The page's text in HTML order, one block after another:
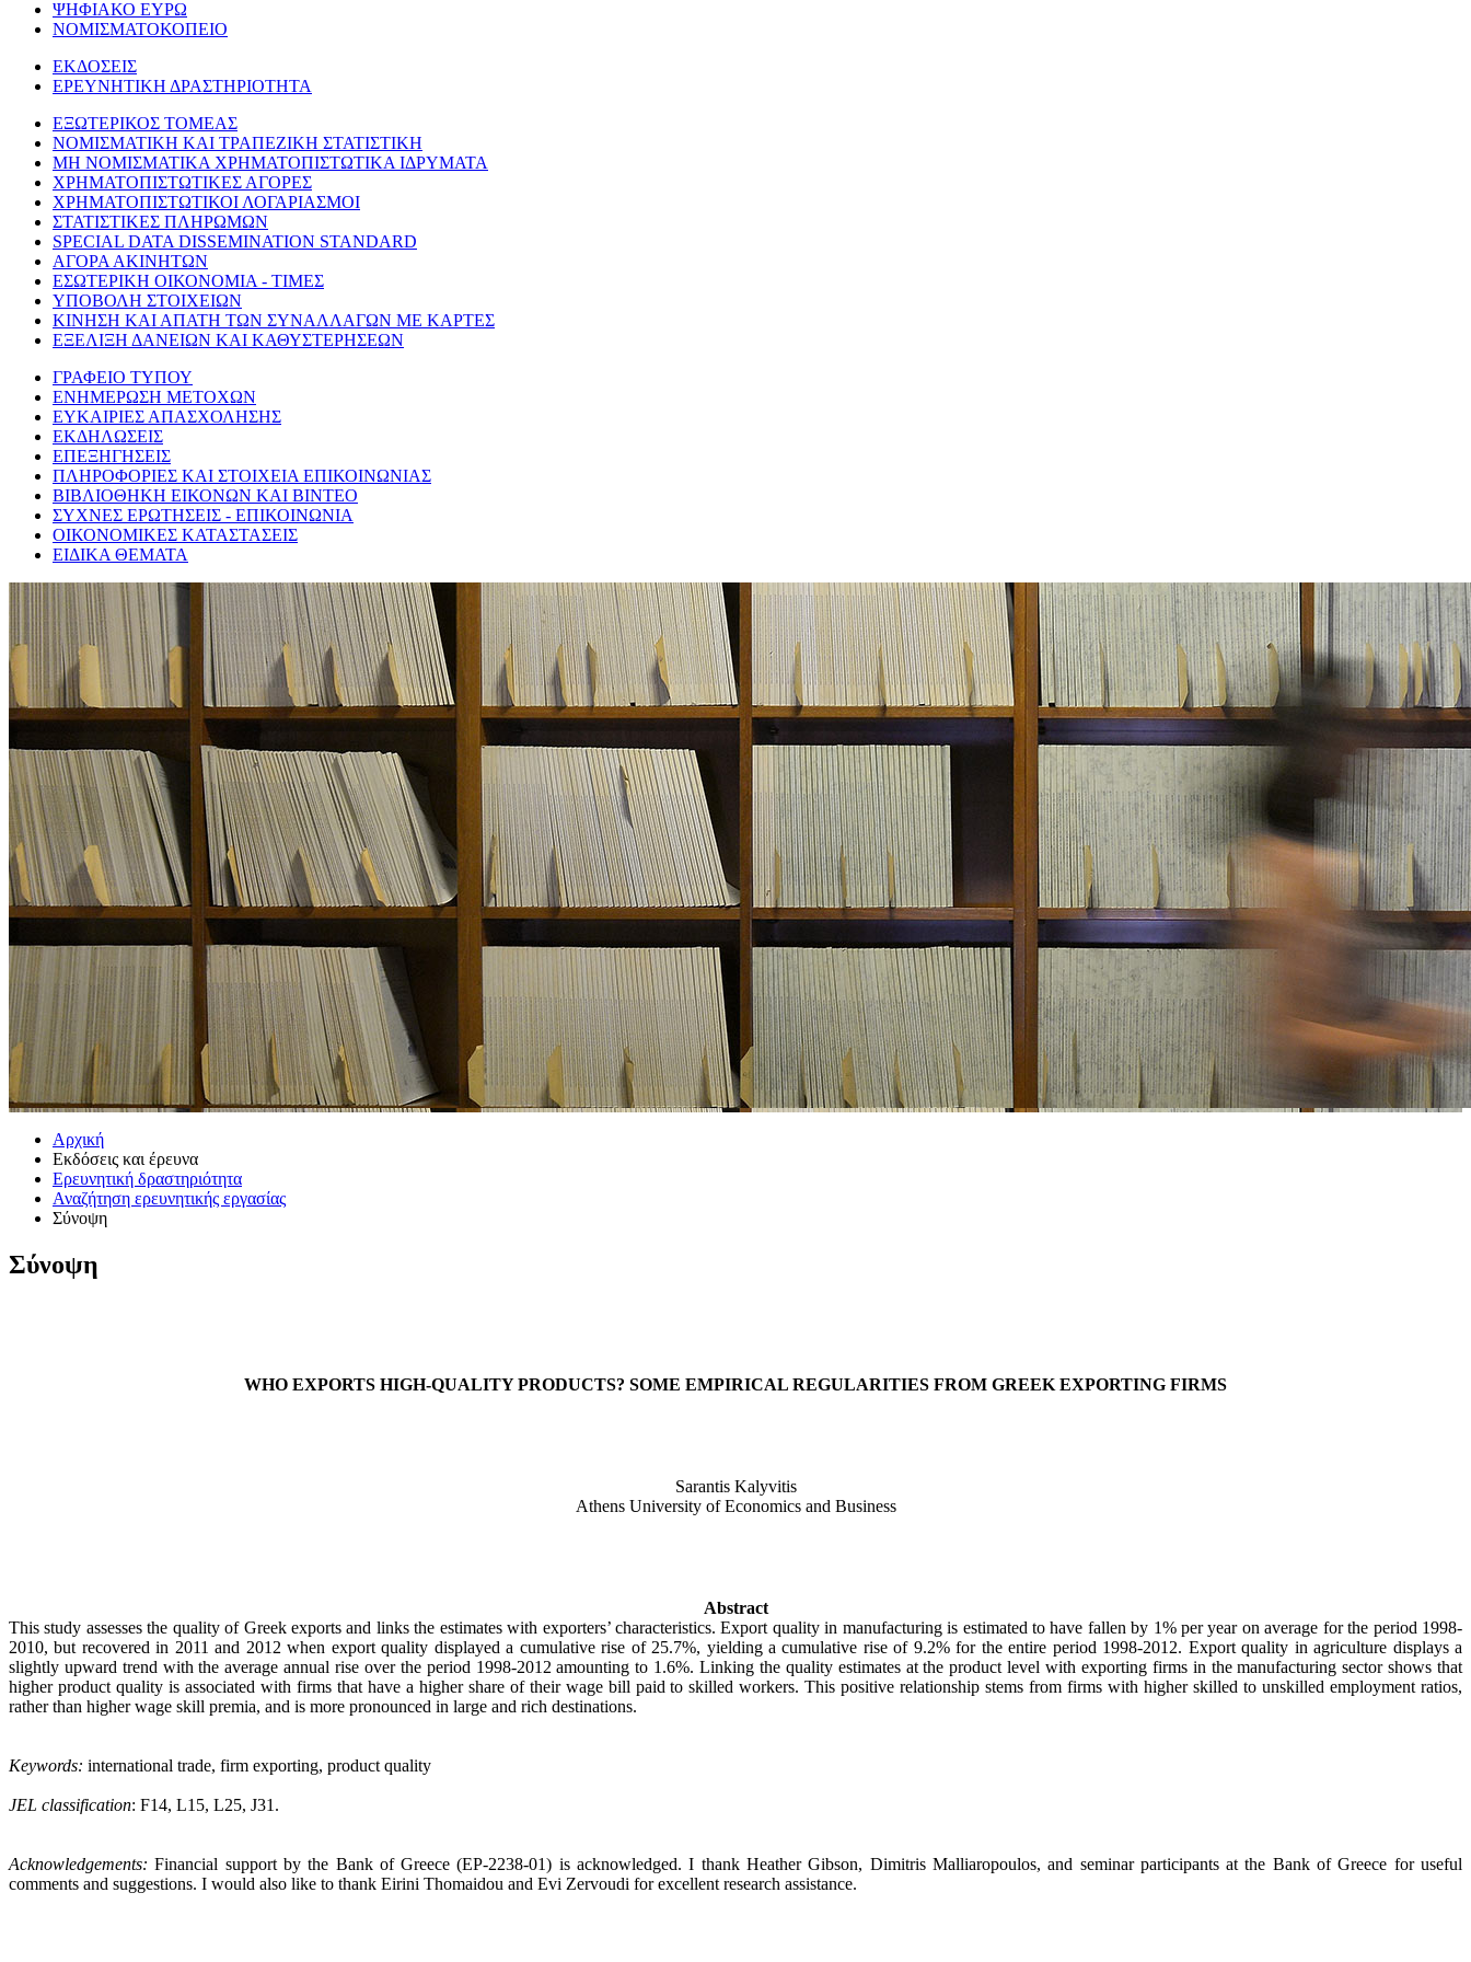
ΨΗΦΙΑΚΟ ΕΥΡΩ
ΝΟΜΙΣΜΑΤΟΚΟΠΕΙΟ
ΕΚΔΟΣΕΙΣ
ΕΡΕΥΝΗΤΙΚΗ ΔΡΑΣΤΗΡΙΟΤΗΤΑ
ΕΞΩΤΕΡΙΚΟΣ ΤΟΜΕΑΣ
ΝΟΜΙΣΜΑΤΙΚΗ ΚΑΙ ΤΡΑΠΕΖΙΚΗ ΣΤΑΤΙΣΤΙΚΗ
ΜΗ ΝΟΜΙΣΜΑΤΙΚΑ ΧΡΗΜΑΤΟΠΙΣΤΩΤΙΚΑ ΙΔΡΥΜΑΤΑ
ΧΡΗΜΑΤΟΠΙΣΤΩΤΙΚΕΣ ΑΓΟΡΕΣ
ΧΡΗΜΑΤΟΠΙΣΤΩΤΙΚΟΙ ΛΟΓΑΡΙΑΣΜΟΙ
ΣΤΑΤΙΣΤΙΚΕΣ ΠΛΗΡΩΜΩΝ
SPECIAL DATA DISSEMINATION STANDARD
ΑΓΟΡΑ ΑΚΙΝΗΤΩΝ
ΕΣΩΤΕΡΙΚΗ ΟΙΚΟΝΟΜΙΑ - ΤΙΜΕΣ
ΥΠΟΒΟΛΗ ΣΤΟΙΧΕΙΩΝ
ΚΙΝΗΣΗ ΚΑΙ ΑΠΑΤΗ ΤΩΝ ΣΥΝΑΛΛΑΓΩΝ ΜΕ ΚΑΡΤΕΣ
ΕΞΕΛΙΞΗ ΔΑΝΕΙΩΝ ΚΑΙ ΚΑΘΥΣΤΕΡΗΣΕΩΝ
ΓΡΑΦΕΙΟ ΤΥΠΟΥ
ΕΝΗΜΕΡΩΣΗ ΜΕΤΟΧΩΝ
ΕΥΚΑΙΡΙΕΣ ΑΠΑΣΧΟΛΗΣΗΣ
ΕΚΔΗΛΩΣΕΙΣ
ΕΠΕΞΗΓΗΣΕΙΣ
ΠΛΗΡΟΦΟΡΙΕΣ ΚΑΙ ΣΤΟΙΧΕΙΑ ΕΠΙΚΟΙΝΩΝΙΑΣ
ΒΙΒΛΙΟΘΗΚΗ ΕΙΚΟΝΩΝ ΚΑΙ ΒΙΝΤΕΟ
ΣΥΧΝΕΣ ΕΡΩΤΗΣΕΙΣ - ΕΠΙΚΟΙΝΩΝΙΑ
ΟΙΚΟΝΟΜΙΚΕΣ ΚΑΤΑΣΤΑΣΕΙΣ
ΕΙΔΙΚΑ ΘΕΜΑΤΑ
Αρχική
Εκδόσεις και έρευνα
Ερευνητική δραστηριότητα
Αναζήτηση ερευνητικής εργασίας
Σύνοψη
Σύνοψη
WHO EXPORTS HIGH-QUALITY PRODUCTS? SOME EMPIRICAL REGULARITIES FROM GREEK EXPORTING FIRMS
Sarantis Kalyvitis
Athens University of Economics and Business
Abstract
This study assesses the quality of Greek exportsand links the estimates with exporters’ characteristics.Export quality in manufacturing is estimated to have fallen by 1% per year on average for the period 1998-
2010, but recovered in 2011 and 2012 when export quality displayed a cumulative rise of 25.7%, yielding a cumulative rise of 9.2% for the entire period 1998-2012. Export quality in agriculture displays a
slightly upward trend with the average annual rise over the period 1998-2012 amounting to 1.6%. Linking the quality estimates at the product level with exporting firms in the manufacturing sector shows that
higher product quality is associated with firms that have a higher share of their wage bill paid to skilled workers. This positive relationship stems from firms with higher skilled to unskilled employment ratios,
rather than higher wage skill premia, and is more pronounced in large and rich destinations.
Keywords: international trade, firm exporting, product quality
JEL classification: F14, L15, L25, J31.
Acknowledgements: Financial support by the Bank of Greece (ΕΡ-2238-01) is acknowledged. I thank Heather Gibson, Dimitris Malliaropoulos, and seminar participants at the Bank of Greece for useful
comments and suggestions. I would also like to thank Eirini Thomaidou and Evi Zervoudi for excellent research assistance.